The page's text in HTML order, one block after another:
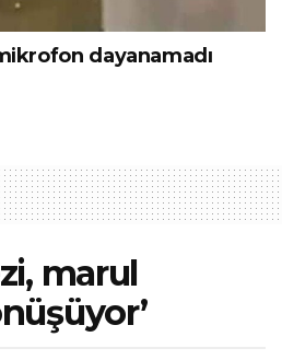
dayanamadı
marul